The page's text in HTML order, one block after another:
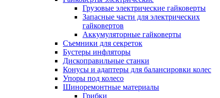
Грузовые электрические гайковерты
Запасные части для электрических
гайковертов
Аккумуляторные гайковерты
Съемники для секреток
Бустеры инфляторы
Дископравильные станки
Конусы и адаптеры для балансировки колес
Упоры под колесо
Шиноремонтные материалы
Грибки